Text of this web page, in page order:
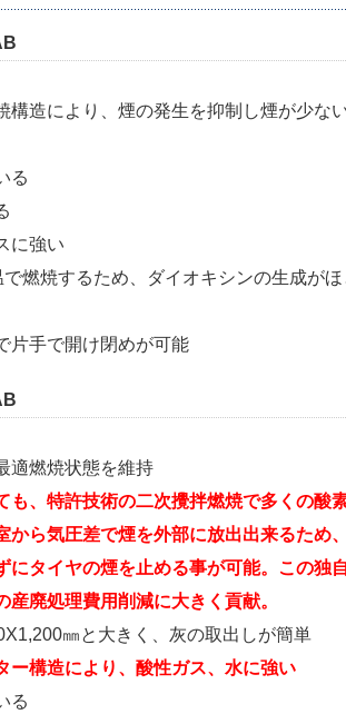
構造により、煙の発生を抑制し煙が少な
る
に強い
燃焼するため、ダイオキシンの生成がほ
片手で開け閉めが可能
適燃焼状態を維持
も、特許技術の二次攪拌燃焼で多くの酸
から気圧差で煙を外部に放出出来るため
にタイヤの煙を止める事が可能。この独
産廃処理費用削減に大きく貢献。
㎜と大きく、灰の取出しが簡単
ー構造により、酸性ガス、水に強い
る